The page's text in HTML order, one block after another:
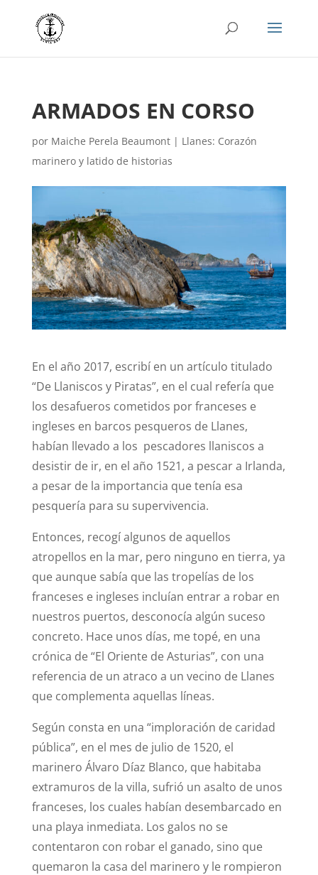
ARMADOS EN CORSO
por Maiche Perela Beaumont| Llanes: Corazón
marinero y latido de historias
En el año 2017, escribí en un artículo titulado
“De Llaniscos y Piratas”, en el cual refería que
los desafueros cometidos por franceses e
ingleses en barcos pesqueros de Llanes,
habían llevado a los pescadores llaniscos a
desistir de ir, en el año 1521, a pescar a Irlanda,
a pesar de la importancia que tenía esa
pesquería para su supervivencia.
Entonces, recogí algunos de aquellos
atropellos en la mar, pero ninguno en tierra, ya
que aunque sabía que las tropelías de los
franceses e ingleses incluían entrar a robar en
nuestros puertos, desconocía algún suceso
concreto. Hace unos días, me topé, en una
crónica de “El Oriente de Asturias”, con una
referencia de un atraco a un vecino de Llanes
que complementa aquellas líneas.
Según consta en una “imploración de caridad
pública”, en el mes de julio de 1520, el
marinero Álvaro Díaz Blanco, que habitaba
extramuros de la villa, sufrió un asalto de unos
franceses, los cuales habían desembarcado en
una playa inmediata. Los galos no se
contentaron con robar el ganado, sino que
quemaron la casa del marinero y le rompieron